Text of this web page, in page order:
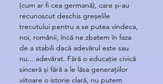
(cum ar fi cea germană), care și-au
recunoscut deschis greșelile
trecutului pentru a se putea vindeca,
noi, românii, încă ne zbatem în faza
de a stabili dacă adevărul este sau
nu... adevărat. Fără o educație civică
sinceră și fără a le lăsa generațiilor
viitoare o istorie clară, nu putem